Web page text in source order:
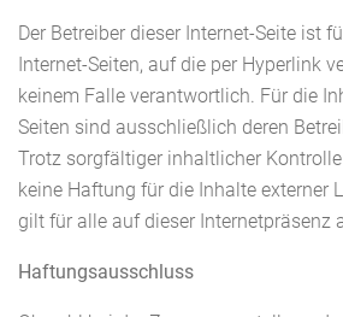
Der Betreiber dieser Internet-Seite ist
Internet-Seiten, auf die per Hyperlink
keinem Falle verantwortlich. Für die
Seiten sind ausschließlich deren
Trotz sorgfältiger inhaltlicher
keine Haftung für die Inhalte externer
gilt für alle auf dieser Internetpräsenz
Haftungsausschluss